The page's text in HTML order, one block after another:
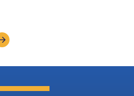
を含むMatter準拠のコントローラ
ようになります。 Matterはスマー
基準であり、セクター内の互換性と断
Alliance（CSA）によって管理さ
保するために厳格な認証プロセスを経
、すべてのMatter準拠製品にとって極